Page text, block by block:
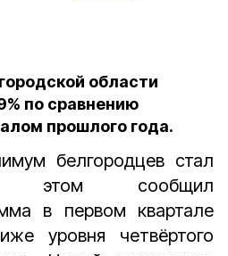
области
по сравнению
прошлого года.
белгородцев стал
этом сообщил
в первом квартале
уровня четвёртого